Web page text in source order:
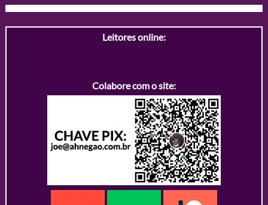
Leitores online:
Colabore com o site: